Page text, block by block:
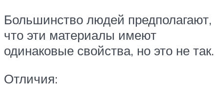
Большинство людей предполагают,
что эти материалы имеют
одинаковые свойства, но это не так.
Отличия: